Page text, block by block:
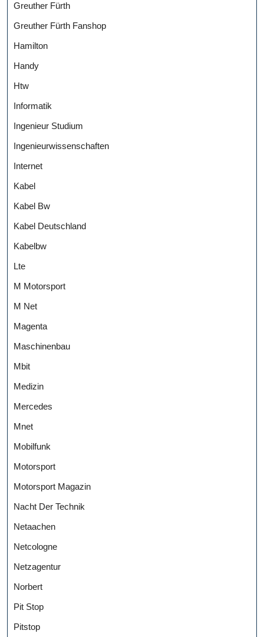
Greuther Fürth
Greuther Fürth Fanshop
Hamilton
Handy
Htw
Informatik
Ingenieur Studium
Ingenieurwissenschaften
Internet
Kabel
Kabel Bw
Kabel Deutschland
Kabelbw
Lte
M Motorsport
M Net
Magenta
Maschinenbau
Mbit
Medizin
Mercedes
Mnet
Mobilfunk
Motorsport
Motorsport Magazin
Nacht Der Technik
Netaachen
Netcologne
Netzagentur
Norbert
Pit Stop
Pitstop